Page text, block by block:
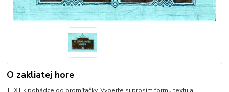
O zakliatej hore
TEXT k pohádce do promítačky. Vyberte si prosím formu textu a